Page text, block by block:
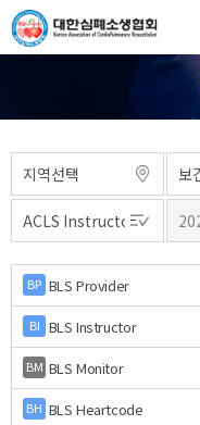
BP BLS Provider
BI BLS Instructor
BM BLS Monitor
BH BLS Heartcode